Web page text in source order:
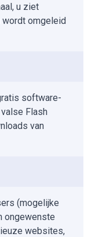
u ziet
wordt omgeleid
software-
Flash
van
(mogelijke
ongewenste
websites,